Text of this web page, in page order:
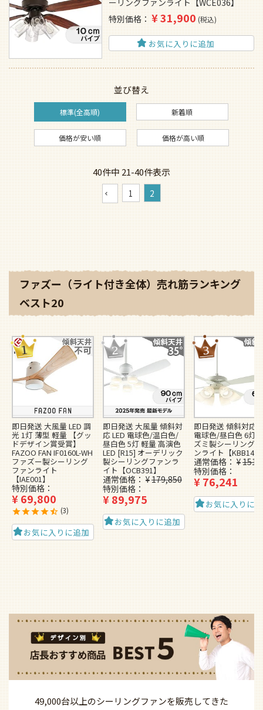
特別価格
¥31,900 税込
お気に入りに追加
並び替え
標準(全高順) 新着順
価格が安い順 価格が高い順
40件中 21-40件表示
1 2
ファズー（ライト付き全体）売れ筋ランキング
ベスト20
即日発送 大風量 LED 調
光 1灯 薄型 軽量 【グッ
ドデザイン賞受賞】
FAZOO FAN IF0160L-WH
ファズー製シーリング
ファンライト
【IAE001】
特別価格
¥69,800
3
お気に入りに追加
即日発送 大風量 傾斜対
応 LED 電球色/温白色/
昼白色 5灯 軽量 高演色
LED [R15] オーデリック
製シーリングファンラ
イト【OCB391】
通常価格 ¥179,850
特別価格
¥89,975
お気に入りに追加
即日発送 傾斜対応
電球色/昼白色 6灯
ズミ製シーリング
ンライト【KBB148
通常価格 ¥
特別価格
¥76,241
お気に入りに
49,000台以上のシーリングファンを販売してきた